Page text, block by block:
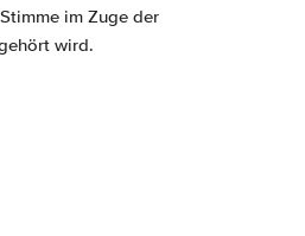
im Zuge der
wird.